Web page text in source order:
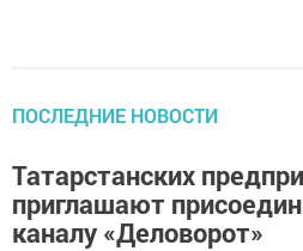
ПОСЛЕДНИЕ НОВОСТИ
Татарстанских
приглашают
каналу «Деловорот»